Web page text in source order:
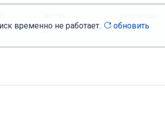
временно не работает обновить
...